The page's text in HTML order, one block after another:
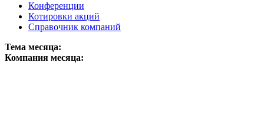
Конференции
Котировки акций
Справочник компаний
Тема месяца:
Компания месяца: